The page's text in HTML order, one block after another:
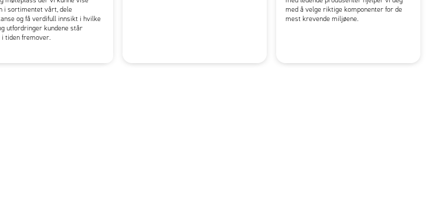
i sortimentet vårt, dele
og få verdifull innsikt i hvilke
utfordringer kundene står
tiden fremover.
med å velge riktige komponenter for de
mest krevende miljøene.